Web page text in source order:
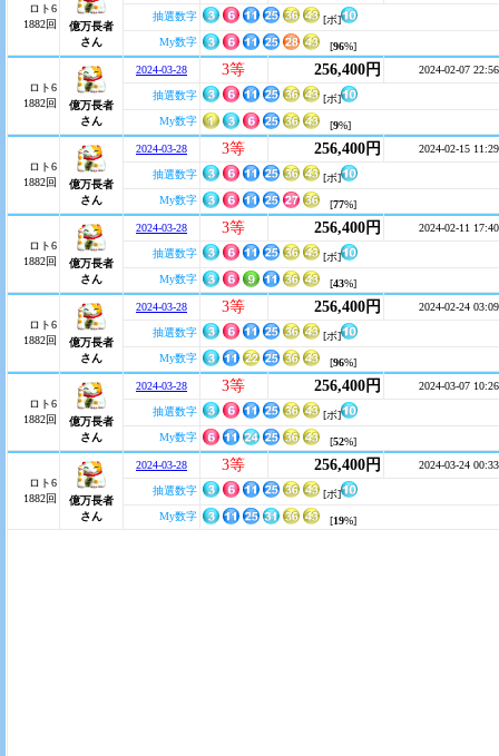
ロト6
1882回
億万長者
さん
抽選数字
[ボ]
My数字
[96%]
ロト6
1882回
億万長者
さん
2024-03-28 3等 256,400円 2024-02-07 22:56
抽選数字
[ボ]
My数字
[9%]
ロト6
1882回
億万長者
さん
2024-03-28 3等 256,400円 2024-02-15 11:29
抽選数字
[ボ]
My数字
[77%]
ロト6
1882回
億万長者
さん
2024-03-28 3等 256,400円 2024-02-11 17:40
抽選数字
[ボ]
My数字
[43%]
ロト6
1882回
億万長者
さん
2024-03-28 3等 256,400円 2024-02-24 03:09
抽選数字
[ボ]
My数字
[96%]
ロト6
1882回
億万長者
さん
2024-03-28 3等 256,400円 2024-03-07 10:26
抽選数字
[ボ]
My数字
[52%]
ロト6
1882回
億万長者
さん
2024-03-28 3等 256,400円 2024-03-24 00:33
抽選数字
[ボ]
My数字
[19%]